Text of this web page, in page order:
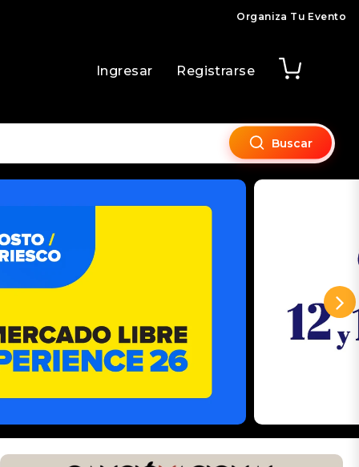
Organiza Tu Evento
Ingresar Registrarse
Buscar